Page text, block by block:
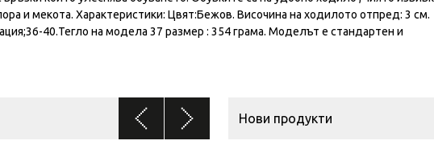
който улеснява обуването. Обувките са на удобно ходило , чиято извивка
и мекота. Характеристики: Цвят:Бежов. Височина на ходилото отпред: 3 см.
Нови продукти